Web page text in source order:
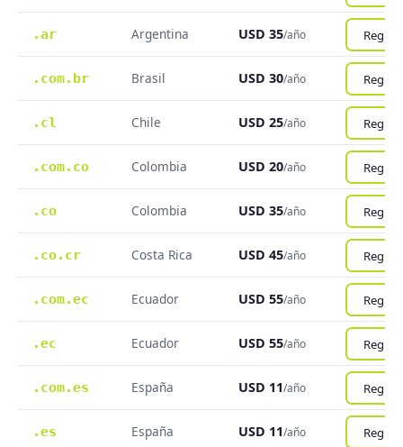
.ar Argentina USD 35/año
.com.br Brasil USD 30/año
.cl Chile USD 25/año
.com.co Colombia USD 20/año
.co Colombia USD 35/año
.co.cr Costa Rica USD 45/año
.com.ec Ecuador USD 55/año
.ec Ecuador USD 55/año
.com.es España USD 11/año
.es España USD 11/año